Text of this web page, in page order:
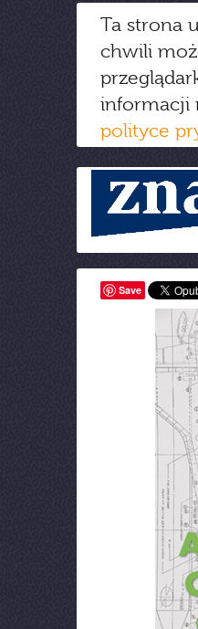
Ta strona
chwili
informacji
polityce
Save